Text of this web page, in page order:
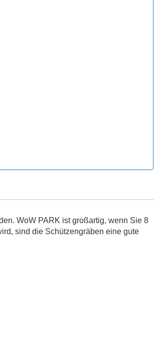
WoW PARK ist großartig, wenn Sie 8
sind die Schützengräben eine gute